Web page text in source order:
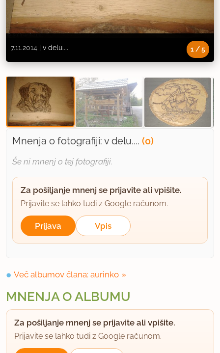
7.11.2014 | v delu.... 1 /5
Mnenja o fotografiji: v delu.... (0)
Še ni mnenj o tej fotografiji.
Za pošiljanje mnenj se prijavite ali vpišite.
Prijavite se lahko tudi z Google računom.
Prijava Vpis
Več albumov člana: aurinko
MNENJA O ALBUMU
Za pošiljanje mnenj se prijavite ali vpišite.
Prijavite se lahko tudi z Google računom.